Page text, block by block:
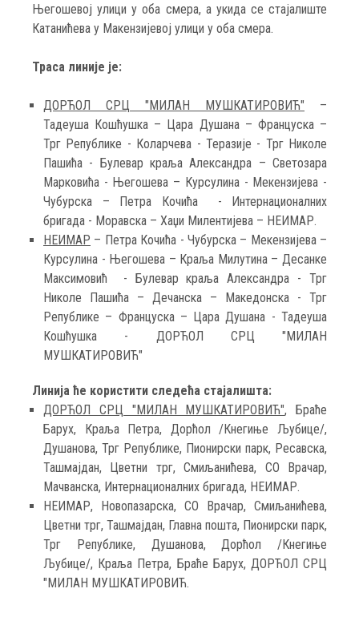
Његошевој улици у оба смера, а укида се стајалиште
Катанићева у Макензијевој улици у оба смера.
Траса линије је:
ДОРЋОЛ СРЦ "МИЛАН МУШКАТИРОВИЋ" –
Тадеуша Кошћушка – Цара Душана – Француска –
Трг Републике - Коларчева - Теразије - Трг Николе
Пашића - Булевар краља Александра – Светозара
Марковића - Његошева – Курсулина - Мекензијева -
Чубурска – Петра Кочића - Интернационалних
бригада - Моравска – Хаџи Милентијева – НЕИМАР.
НЕИМАР – Петра Кочића - Чубурска – Мекензијева –
Курсулина - Његошева – Краља Милутина – Десанке
Максимовић - Булевар краља Александра - Трг
Николе Пашића – Дечанска – Македонска - Трг
Републике – Француска – Цара Душана - Тадеуша
Кошћушка - ДОРЋОЛ СРЦ "МИЛАН
МУШКАТИРОВИЋ"
Линија ће користити следећа стајалишта:
ДОРЋОЛ СРЦ "МИЛАН МУШКАТИРОВИЋ", Браће
Барух, Краља Петра, Дорћол /Кнегиње Љубице/,
Душанова, Трг Републике, Пионирски парк, Ресавска,
Ташмајдан, Цветни трг, Смиљанићева, СО Врачар,
Мачванска, Интернационалних бригада, НЕИМАР.
НЕИМАР, Новопазарска, СО Врачар, Смиљанићева,
Цветни трг, Ташмајдан, Главна пошта, Пионирски парк,
Трг Републике, Душанова, Дорћол /Кнегиње
Љубице/, Краља Петра, Браће Барух, ДОРЋОЛ СРЦ
"МИЛАН МУШКАТИРОВИЋ.